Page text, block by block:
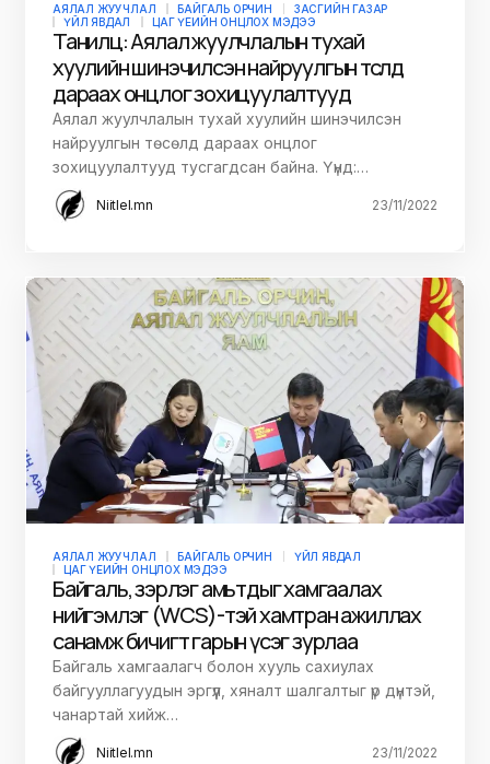
АЯЛАЛ ЖУУЧЛАЛ БАЙГАЛЬ ОРЧИН
ЗАСГИЙН ГАЗАР
ҮЙЛ ЯВДАЛ
ЦАГ ҮЕИЙН ОНЦЛОХ МЭДЭЭ
Танилц: Аялал жуулчлалын тухай
хуулийн шинэчилсэн найруулгын төсөлд
дараах онцлог зохицуулалтууд
Аялал жуулчлалын тухай хуулийн шинэчилсэн
найруулгын төсөлд дараах онцлог
зохицуулалтууд тусгагдсан байна. Үүнд:…
Niitlel.mn 23/11/2022
АЯЛАЛ ЖУУЧЛАЛ БАЙГАЛЬ ОРЧИН
ҮЙЛ ЯВДАЛ
ЦАГ ҮЕИЙН ОНЦЛОХ МЭДЭЭ
Байгаль, зэрлэг амьтдыг хамгаалах
нийгэмлэг (WCS)-тэй хамтран ажиллах
санамж бичигт гарын үсэг зурлаа
Байгаль хамгаалагч болон хууль сахиулах
байгууллагуудын эргүүл, хяналт шалгалтыг үр дүнтэй,
чанартай хийж…
Niitlel.mn 23/11/2022